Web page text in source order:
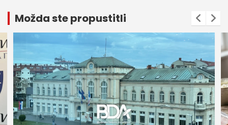
Možda ste propustitli